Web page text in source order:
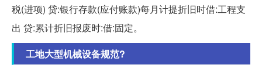
税(进项) 贷:银行存款(应付账款)每月计提折旧时借:工程支
出 贷:累计折旧报废时:借:固定。
工地大型机械设备规范?